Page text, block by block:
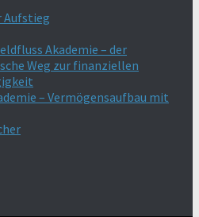
Akademie – der
Weg zur finanziellen
– Vermögensaufbau mit